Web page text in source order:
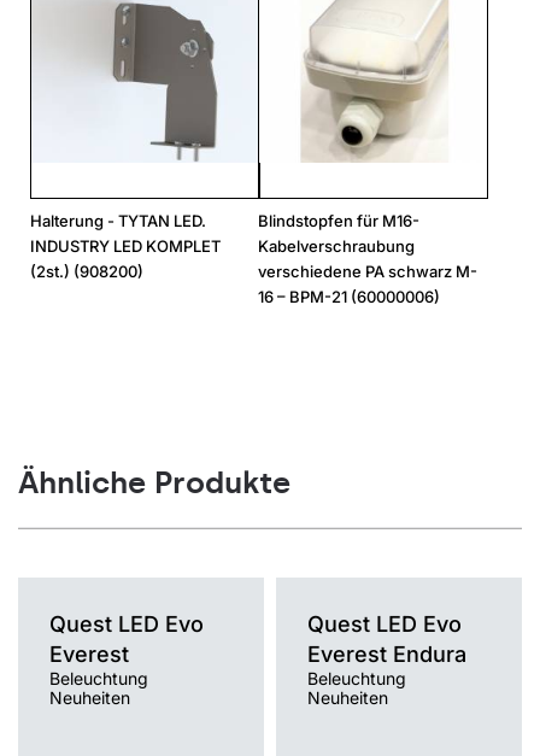
Halterung - TYTAN LED.
INDUSTRY LED KOMPLET
(2st.) (908200)
Blindstopfen für M16-
Kabelverschraubung
verschiedene PA schwarz M-
16 – BPM-21 (60000006)
Ähnliche Produkte
Quest LED Evo
Everest
Beleuchtung
Neuheiten
Farbtemperatur [K]
3000K, 4000K, 5000K, 5700K,
Quest LED Evo
Everest Endura
Beleuchtung
Neuheiten
Farbtemperatur [K]